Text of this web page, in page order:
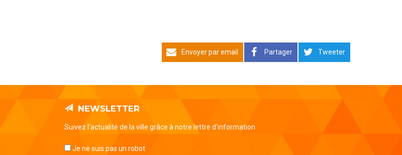
Envoyer par email Partager Tweeter
NEWSLETTER
Suivez l’actualité de la ville grâce à notre lettre d’information
Je ne suis pas un robot